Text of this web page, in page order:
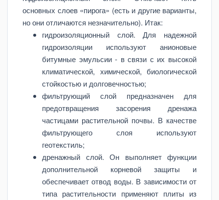
основных слоев «пирога» (есть и другие варианты,
но они отличаются незначительно). Итак:
гидроизоляционный слой. Для надежной
гидроизоляции используют анионовые
битумные эмульсии - в связи с их высокой
климатической, химической, биологической
стойкостью и долговечностью;
фильтрующий слой предназначен для
предотвращения засорения дренажа
частицами растительной почвы. В качестве
фильтрующего слоя используют
геотекстиль;
дренажный слой. Он выполняет функции
дополнительной корневой защиты и
обеспечивает отвод воды. В зависимости от
типа растительности применяют плиты из